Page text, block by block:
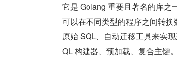
它是 Golang 重要且著名的库之
可以在不同类型的程序之间转换
原始 SQL、自动迁移工具来实
QL 构建器、预加载、复合主键